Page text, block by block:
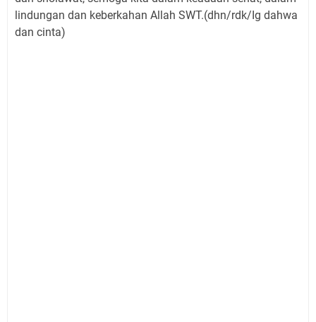
lindungan dan keberkahan Allah SWT.(dhn/rdk/Ig dahwa
dan cinta)